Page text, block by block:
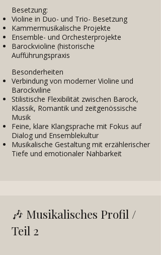
Besetzung:​
Violine in Duo- und Trio- Besetzung
Kammermusikalische Projekte
Ensemble- und Orchesterprojekte
Barockvioline (historische
Aufführungspraxis
Besonderheiten​
Verbindung von moderner Violine und
Barockviline
Stilistische Flexibilität zwischen Barock,
Klassik, Romantik und zeitgenössische
Musik
Feine, klare Klangsprache mit Fokus auf
Dialog und Ensemblekultur
Musikalische Gestaltung mit erzählerischer
Tiefe und emotionaler Nahbarkeit
🎶 Musikalisches Profil /
Teil 2